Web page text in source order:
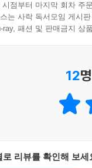
점부터 마지막 회차 주
는 사락 독서모임 게시
ray, 패션 및 판매금지 상
12
로 리뷰를 확인해 보세